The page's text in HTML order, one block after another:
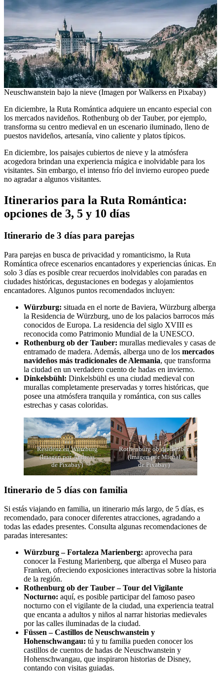
Neuschwanstein bajo la nieve (Imagen por Walkerss en Pixabay)
En diciembre, la Ruta Romántica adquiere un encanto especial con
los mercados navideños. Rothenburg ob der Tauber, por ejemplo,
transforma su centro medieval en un escenario iluminado, lleno de
puestos navideños, artesanía, vino caliente y platos típicos.
En diciembre, los paisajes cubiertos de nieve y la atmósfera
acogedora brindan una experiencia mágica e inolvidable para los
visitantes. Sin embargo, el intenso frío del invierno europeo puede
no agradar a algunos visitantes.
Itinerarios para la Ruta Romántica:
opciones de 3, 5 y 10 días
Itinerario de 3 días para parejas
Para parejas en busca de privacidad y romanticismo, la Ruta
Romántica ofrece escenarios encantadores y experiencias únicas. En
solo 3 días es posible crear recuerdos inolvidables con paradas en
ciudades históricas, degustaciones en bodegas y alojamientos
encantadores. Algunos puntos recomendados incluyen:
Würzburg: situada en el norte de Baviera, Würzburg alberga
la Residencia de Würzburg, uno de los palacios barrocos más
conocidos de Europa. La residencia del siglo XVIII es
reconocida como Patrimonio Mundial de la UNESCO.
Rothenburg ob der Tauber: murallas medievales y casas de
entramado de madera. Además, alberga uno de los mercados
navideños más tradicionales de Alemania, que transforma
la ciudad en un verdadero cuento de hadas en invierno.
Dinkelsbühl: Dinkelsbühl es una ciudad medieval con
murallas completamente preservadas y torres históricas, que
posee una atmósfera tranquila y romántica, con sus calles
estrechas y casas coloridas.
Residenz en Würzburg
(Imagen por Andreas
de Pixabay)
Rothenburg ob der Tauber
(Imagen por Michał
de Pixabay)
Itinerario de 5 días con familia
Si estás viajando en familia, un itinerario más largo, de 5 días, es
recomendado, para conocer diferentes atracciones, agradando a
todas las edades presentes. Consulta algunas recomendaciones de
paradas interesantes:
Würzburg – Fortaleza Marienberg: aprovecha para
conocer la Festung Marienberg, que alberga el Museo para
Franken, ofreciendo exposiciones interactivas sobre la historia
de la región.
Rothenburg ob der Tauber – Tour del Vigilante
Nocturno: aquí, es posible participar del famoso paseo
nocturno con el vigilante de la ciudad, una experiencia teatral
que encanta a adultos y niños al narrar historias medievales
por las calles iluminadas de la ciudad.
Füssen – Castillos de Neuschwanstein y
Hohenschwangau: tú y tu familia pueden conocer los
castillos de cuentos de hadas de Neuschwanstein y
Hohenschwangau, que inspiraron historias de Disney,
contando con visitas guiadas.